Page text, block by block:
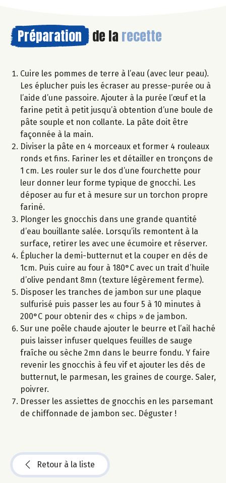
Préparation de la recette
Cuire les pommes de terre à l’eau (avec leur peau).
Les éplucher puis les écraser au presse-purée ou à
l’aide d’une passoire. Ajouter à la purée l’œuf et la
farine petit à petit jusqu’à obtention d’une boule de
pâte souple et non collante. La pâte doit être
façonnée à la main.
Diviser la pâte en 4 morceaux et former 4 rouleaux
ronds et fins. Fariner les et détailler en tronçons de
1 cm. Les rouler sur le dos d’une fourchette pour
leur donner leur forme typique de gnocchi. Les
déposer au fur et à mesure sur un torchon propre
fariné.
Plonger les gnocchis dans une grande quantité
d’eau bouillante salée. Lorsqu’ils remontent à la
surface, retirer les avec une écumoire et réserver.
Éplucher la demi-butternut et la couper en dés de
1cm. Puis cuire au four à 180°C avec un trait d’huile
d’olive pendant 8mn (texture légèrement ferme).
Disposer les tranches de jambon sur une plaque
sulfurisé puis passer les au four 5 à 10 minutes à
200°C pour obtenir des « chips » de jambon.
Sur une poêle chaude ajouter le beurre et l’ail haché
puis laisser infuser quelques feuilles de sauge
fraîche ou sèche 2mn dans le beurre fondu. Y faire
revenir les gnocchis à feu vif et ajouter les dés de
butternut, le parmesan, les graines de courge. Saler,
poivrer.
Dresser les assiettes de gnocchis en les parsemant
de chiffonnade de jambon sec. Déguster !
Retour à la liste